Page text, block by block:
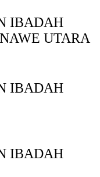
IBADAH
UTARA
IBADAH
IBADAH